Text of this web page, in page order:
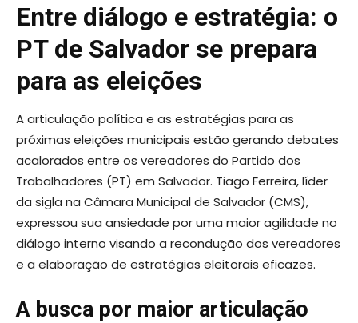
Entre diálogo e estratégia: o
PT de Salvador se prepara
para as eleições
A articulação política e as estratégias para as
próximas eleições municipais estão gerando debates
acalorados entre os vereadores do Partido dos
Trabalhadores (PT) em Salvador. Tiago Ferreira, líder
da sigla na Câmara Municipal de Salvador (CMS),
expressou sua ansiedade por uma maior agilidade no
diálogo interno visando a recondução dos vereadores
e a elaboração de estratégias eleitorais eficazes.
A busca por maior articulação